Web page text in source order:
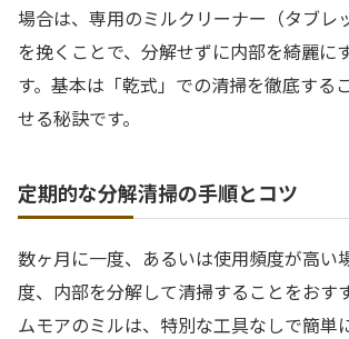
場合は、専用のミルクリーナー（タブレ
を挽くことで、分解せずに内部を綺麗に
す。基本は「乾式」での清掃を徹底する
せる秘訣です。
定期的な分解清掃の手順とコツ
数ヶ月に一度、あるいは使用頻度が高い
度、内部を分解して清掃することをおす
ムモアのミルは、特別な工具なしで簡単